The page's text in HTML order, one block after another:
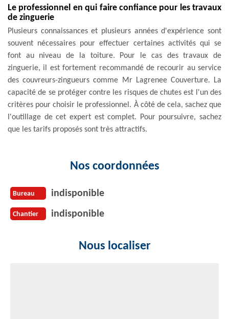
Le professionnel en qui faire confiance pour les travaux
de zinguerie
Plusieurs connaissances et plusieurs années d'expérience sont
souvent nécessaires pour effectuer certaines activités qui se
font au niveau de la toiture. Pour le cas des travaux de
zinguerie, il est fortement recommandé de recourir au service
des couvreurs-zingueurs comme Mr Lagrenee Couverture. La
capacité de se protéger contre les risques de chutes est l'un des
critères pour choisir le professionnel. À côté de cela, sachez que
l'outillage de cet expert est complet. Pour poursuivre, sachez
que les tarifs proposés sont très attractifs.
Nos coordonnées
Bureau indisponible
Chantier indisponible
Nous localiser